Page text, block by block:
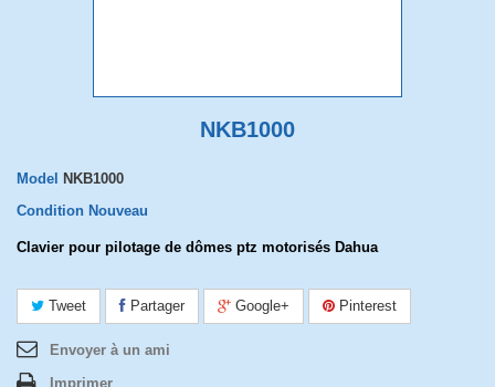
NKB1000
Model
NKB1000
Condition Nouveau
Clavier pour pilotage de dômes ptz motorisés Dahua
Tweet Partager Google+ Pinterest
Envoyer à un ami
Imprimer